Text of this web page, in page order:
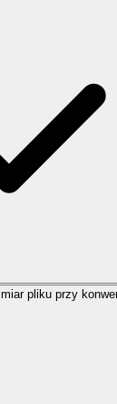
pliku przy